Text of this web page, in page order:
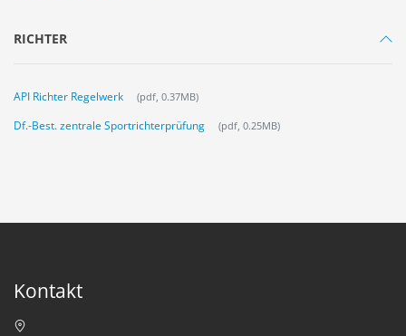
RICHTER
API Richter Regelwerk (pdf, 0.37MB)
Df.-Best. zentrale Sportrichterprüfung (pdf, 0.25MB)
Kontakt